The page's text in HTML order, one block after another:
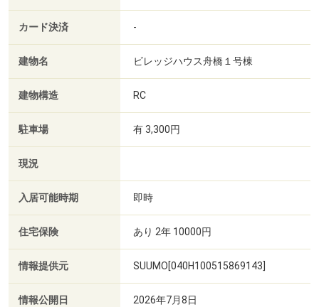
カード決済 -
建物名 ビレッジハウス舟橋１号棟
建物構造 RC
駐車場 有 3,300円
現況
入居可能時期 即時
住宅保険 あり 2年 10000円
情報提供元 SUUMO[040H100515869143]
情報公開日 2026年7月8日